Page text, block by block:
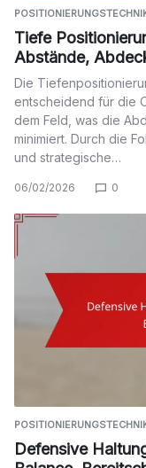
Tiefe
Abstände,
Die
entscheidend für die
dem Feld, was die
minimiert. Durch die
und strategische…
06/02/2026 0
Defensive